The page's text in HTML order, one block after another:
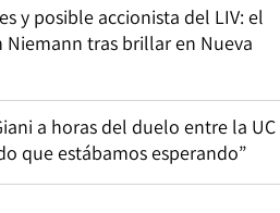
y posible accionista del LIV: el
tras brillar en Nueva
a horas del duelo entre la UC
que estábamos esperando”